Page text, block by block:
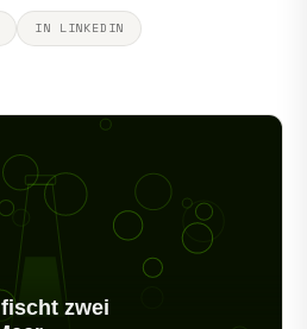
IN LINKEDIN